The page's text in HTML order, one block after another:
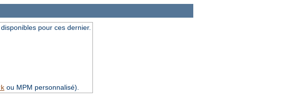
pour ces dernier.
ou MPM personnalisé).